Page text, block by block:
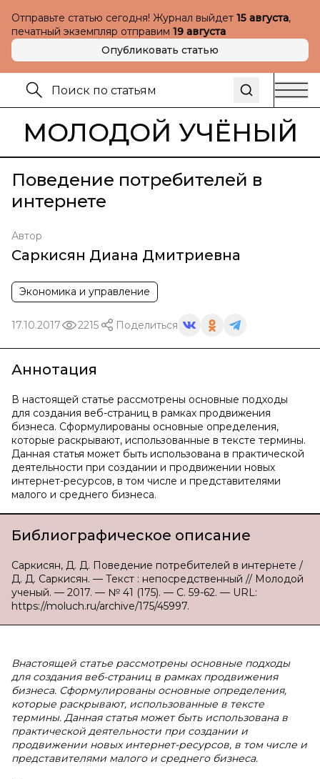
Отправьте статью сегодня! Журнал выйдет 15 августа,
печатный экземпляр отправим 19 августа
Опубликовать статью
МОЛОДОЙ УЧЁНЫЙ
Поведение потребителей в
интернете
Автор
Саркисян Диана Дмитриевна
Экономика и управление
17.10.2017 2215 Поделиться
Аннотация
В настоящей статье рассмотрены основные подходы
для создания веб-страниц в рамках продвижения
бизнеса. Сформулированы основные определения,
которые раскрывают, использованные в тексте термины.
Данная статья может быть использована в практической
деятельности при создании и продвижении новых
интернет-ресурсов, в том числе и представителями
малого и среднего бизнеса.
Библиографическое описание
Саркисян, Д. Д. Поведение потребителей в интернете /
Д. Д. Саркисян. — Текст : непосредственный // Молодой
ученый. — 2017. — № 41 (175). — С. 59-62. — URL:
https://moluch.ru/archive/175/45997.
Внастоящей статье рассмотрены основные подходы
для создания веб-страниц в рамках продвижения
бизнеса. Сформулированы основные определения,
которые раскрывают, использованные в тексте
термины. Данная статья может быть использована в
практической деятельности при создании и
продвижении новых интернет-ресурсов, в том числе и
представителями малого и среднего бизнеса.